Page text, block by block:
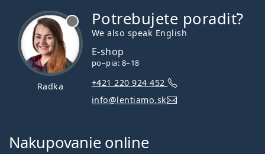
Radka
Potrebujete poradiť?
We also speak English
E-shop
po–pia: 8–18
+421 220 924 452
info@lentiamo.sk
Nakupovanie online